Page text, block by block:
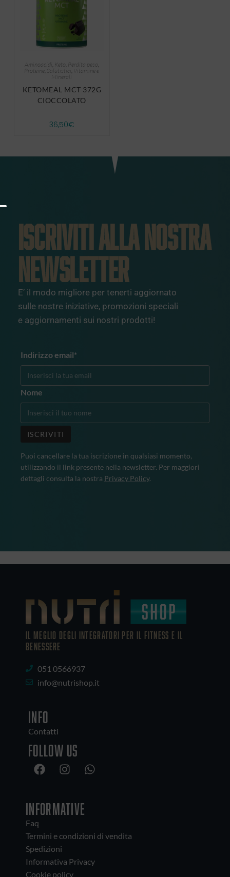
Aminoacidi Keto Perdita peso
Proteine Salutistici
Vitamine e
Minerali
KETOMEAL MCT 372G
CIOCCOLATO
36,50€
ISCRIVITI ALLA NOSTRA
NEWSLETTER
E’ il modo migliore per tenerti aggiornato
sulle nostre iniziative, promozioni speciali
e aggiornamenti sui nostri prodotti!
Indirizzo email*
Nome
Puoi cancellare la tua iscrizione in qualsiasi momento,
utilizzando il link presente nella newsletter. Per maggiori
dettagli consulta la nostra Privacy Policy.
IL MEGLIO DEGLI Integratori PER IL FITNESS E IL
BENESSERE
051 0566937
info@nutrishop.it
INFO
Contatti
Follow us
INFORMATIVE
Faq
Termini e condizioni di vendita
Spedizioni
Informativa Privacy
Cookie policy